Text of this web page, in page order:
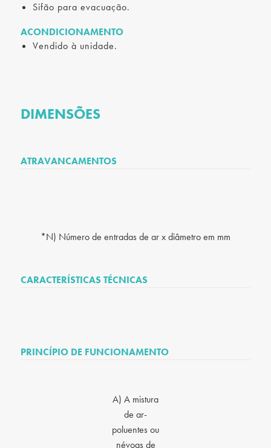
Sifão para evacuação.
ACONDICIONAMENTO
Vendido à unidade.
DIMENSÕES
ATRAVANCAMENTOS
*N) Número de entradas de ar x diâmetro em mm
CARACTERÍSTICAS TÉCNICAS
PRINCÍPIO DE FUNCIONAMENTO
A) A mistura
de ar-
poluentes ou
névoas de